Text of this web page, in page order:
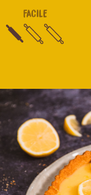
FACILE